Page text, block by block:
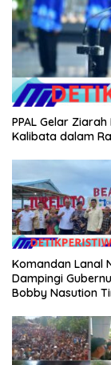
PPAL Gelar
Kalibata dalam
Komandan Lanal
Dampingi
Bobby Nasution
Budidaya Rumput
Nias Utara